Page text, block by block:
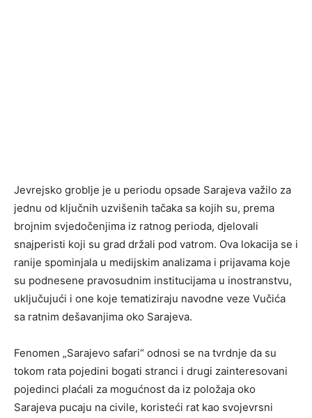
Jevrejsko groblje je u periodu opsade Sarajeva važilo za
jednu od ključnih uzvišenih tačaka sa kojih su, prema
brojnim svjedočenjima iz ratnog perioda, djelovali
snajperisti koji su grad držali pod vatrom. Ova lokacija se i
ranije spominjala u medijskim analizama i prijavama koje
su podnesene pravosudnim institucijama u inostranstvu,
uključujući i one koje tematiziraju navodne veze Vučića
sa ratnim dešavanjima oko Sarajeva.
Fenomen „Sarajevo safari“ odnosi se na tvrdnje da su
tokom rata pojedini bogati stranci i drugi zainteresovani
pojedinci plaćali za mogućnost da iz položaja oko
Sarajeva pucaju na civile, koristeći rat kao svojevrsni